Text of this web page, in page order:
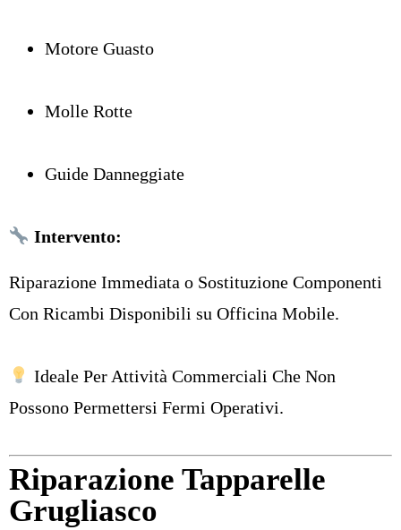
Motore Guasto
Molle Rotte
Guide Danneggiate
Intervento:
Riparazione Immediata o Sostituzione Componenti
Con Ricambi Disponibili su Officina Mobile.
Ideale Per Attività Commerciali Che Non
Possono Permettersi Fermi Operativi.
Riparazione Tapparelle
Grugliasco